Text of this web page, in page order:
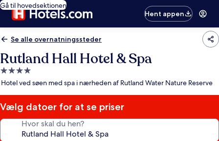
Gå til hovedsektionen
Hent appen
Se alle overnatningssteder
Rutland Hall Hotel & Spa
4.0-
stjernet
Hotel ved søen med spa i nærheden af Rutland Water Nature Reserve
Vælg datoer for at se priser
Hvor skal du hen?